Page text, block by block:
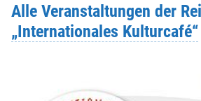
Alle Veranstaltungen der
„Internationales Kulturcafé“